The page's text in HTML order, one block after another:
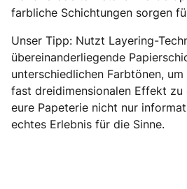
farbliche Schichtungen sorgen
Unser Tipp: Nutzt Layering-
übereinanderliegende
unterschiedlichen Farbtönen,
fast dreidimensionalen Effekt zu
eure Papeterie nicht nur
echtes Erlebnis für die Sinne.